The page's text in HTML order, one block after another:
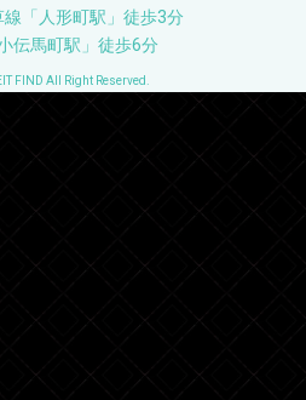
線「人形町駅」徒歩3分
伝馬町駅」徒歩6分
FIND All Right Reserved.